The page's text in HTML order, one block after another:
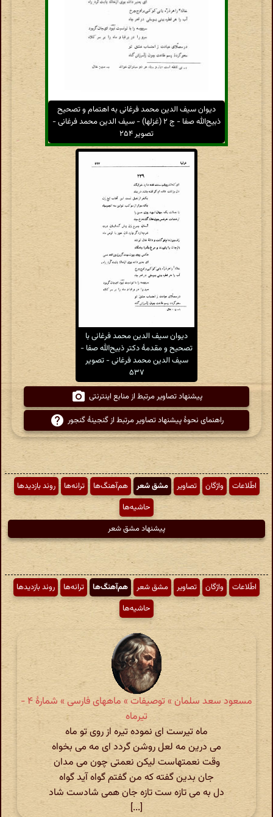
دیوان سیف الدین محمد فرغانی به اهتمام و تصحیح
ذبیح‌الله صفا - ج ۲ (غزلها) - سیف الدین محمد فرغانی -
تصویر ۲۵۴
دیوان سیف الدین محمد فرغانی با
تصحیح و مقدمهٔ دکتر ذبیح‌الله صفا -
سیف الدین محمد فرغانی - تصویر
۵۳۷
پیشنهاد تصاویر مرتبط از منابع اینترنتی
راهنمای نحوهٔ پیشنهاد تصاویر مرتبط از گنجینهٔ گنجور
اطّلاعات واژگان تصاویر مشق شعر هم‌آهنگ‌ها ترانه‌ها
روند بازدیدها
حاشیه‌ها
پیشنهاد مشق شعر
اطّلاعات واژگان تصاویر مشق شعر هم‌آهنگ‌ها ترانه‌ها
روند بازدیدها
حاشیه‌ها
مسعود سعد سلمان » توصیفات » ماههای فارسی » شمارهٔ ۴ -
تیرماه
ماه تیرست ای نموده تیره از روی تو ماه
می درین مه لعل روشن گردد ای مه می بخواه
وقت نعمتهاست لیکن نعمتی چون می مدان
جان بدین گفته که من گفتم گواه آید گواه
دل به می تازه ست تازه جان همی شادست شاد
[...]